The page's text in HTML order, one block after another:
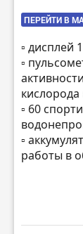
ПЕРЕЙТИ В
▫️ дисплей
▫️
▫️ 60
▫️
работы в